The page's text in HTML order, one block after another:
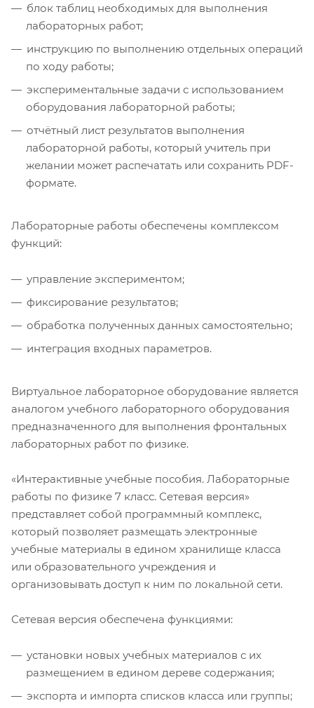
блок таблиц необходимых для выполнения
лабораторных работ;
инструкцию по выполнению отдельных операций
по ходу работы;
экспериментальные задачи с использованием
оборудования лабораторной работы;
отчётный лист результатов выполнения
лабораторной работы, который учитель при
желании может распечатать или сохранить PDF-
формате.
Лабораторные работы обеспечены комплексом
функций:
управление экспериментом;
фиксирование результатов;
обработка полученных данных самостоятельно;
интеграция входных параметров.
Виртуальное лабораторное оборудование является
аналогом учебного лабораторного оборудования
предназначенного для выполнения фронтальных
лабораторных работ по физике.
«Интерактивные учебные пособия. Лабораторные
работы по физике 7 класс. Сетевая версия»
представляет собой программный комплекс,
который позволяет размещать электронные
учебные материалы в едином хранилище класса
или образовательного учреждения и
организовывать доступ к ним по локальной сети.
Сетевая версия обеспечена функциями:
установки новых учебных материалов с их
размещением в едином дереве содержания;
экспорта и импорта списков класса или группы;